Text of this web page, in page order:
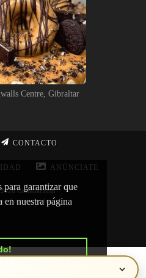
garantizar que
en nuestra página
Centre, Gibraltar
CONTACTO
ANÚNCIATE
Gibraltar.com
reservados